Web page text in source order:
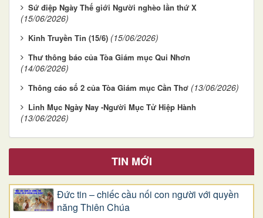
Sứ điệp Ngày Thế giới Người nghèo lần thứ X
(15/06/2026)
Kinh Truyền Tin (15/6) (15/06/2026)
Thư thông báo của Tòa Giám mục Qui Nhơn
(14/06/2026)
Thông cáo số 2 của Tòa Giám mục Cần Thơ (13/06/2026)
Linh Mục Ngày Nay -Người Mục Tử Hiệp Hành
(13/06/2026)
TIN MỚI
Đức tin – chiếc cầu nối con người với quyền
năng Thiên Chúa